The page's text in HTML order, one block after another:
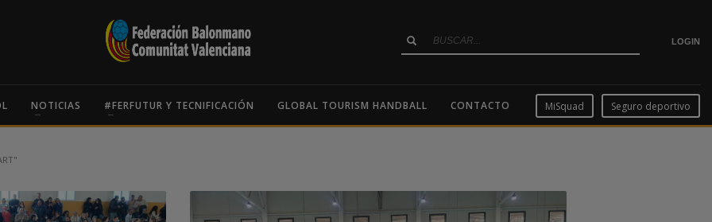
LOGIN
NOTICIAS #FERFUTUR Y TECNIFICACIÓN GLOBAL TOURISM HANDBALL CONTACTO MiSquad Seguro deportivo